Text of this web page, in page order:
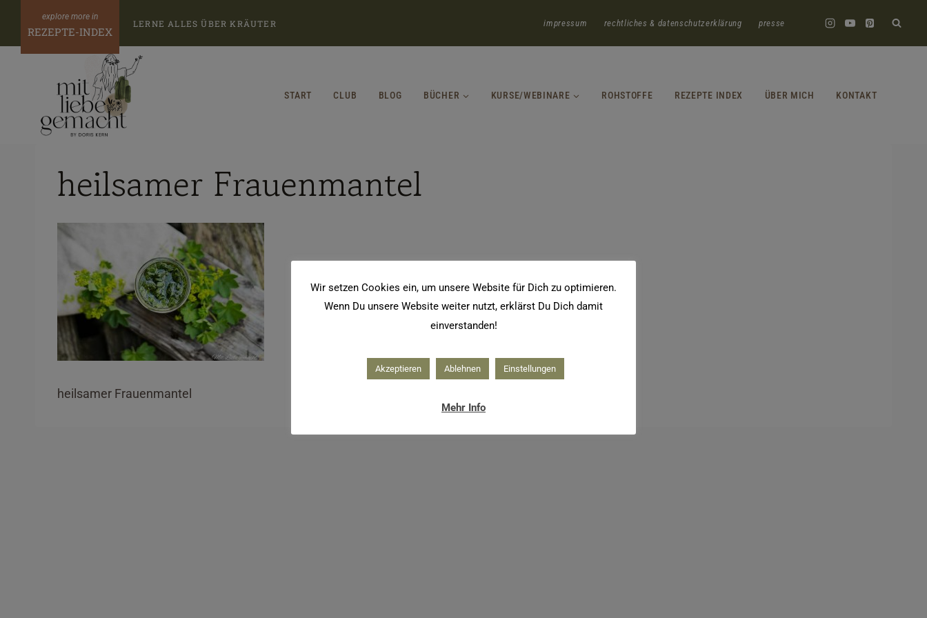
Inhalt
springen
REZEPTE-INDEX
LERNE ALLES ÜBER KRÄUTER impressum rechtliches & datenschutzerklärung presse
START CLUB BLOG BÜCHER KURSE/WEBINARE ROHSTOFFE REZEPTE INDEX ÜBER MICH KONTAKT
heilsamer Frauenmantel
heilsamer Frauenmantel
Wir setzen Cookies ein, um unsere Website für Dich zu optimieren.
Wenn Du unsere Website weiter nutzt, erklärst Du Dich damit
einverstanden!
Akzeptieren Ablehnen Einstellungen
Mehr Info